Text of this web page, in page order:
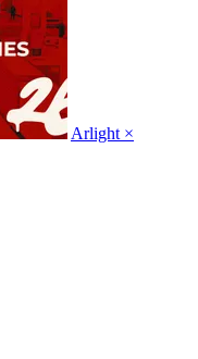
Arlight ×